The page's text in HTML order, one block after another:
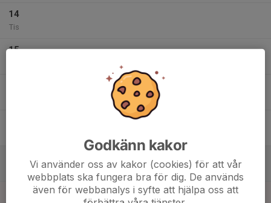
14
Tis
15
Godkänn kakor
Vi använder oss av kakor (cookies) för att vår
webbplats ska fungera bra för dig. De används
även för webbanalys i syfte att hjälpa oss att